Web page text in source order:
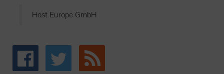
Host Europe GmbH